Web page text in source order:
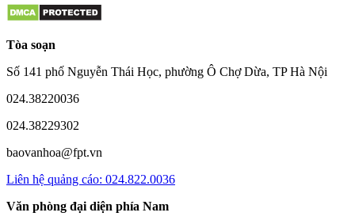
Tòa soạn
Số 141 phố Nguyễn Thái Học, phường Ô Chợ Dừa, TP Hà Nội
024.38220036
024.38229302
baovanhoa@fpt.vn
Liên hệ quảng cáo: 024.822.0036
Văn phòng đại diện phía Nam